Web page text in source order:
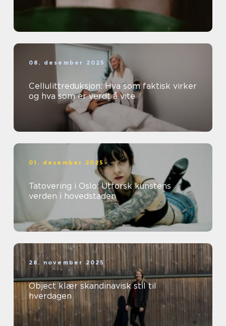
08. desember 2025
Cellulittreduksjon: Hva som faktisk virker
og hva som er verdt å vite
01. desember 2025
Tatovering i Oslo: Utforsk kunstens
verden i hovedstaden
28. november 2025
Object klær skandinavisk stil til
hverdagen